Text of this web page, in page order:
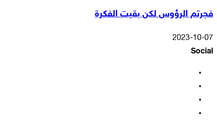
فجرتم الرؤوس لكن بقيت الفكرة
2023-10-07
Social